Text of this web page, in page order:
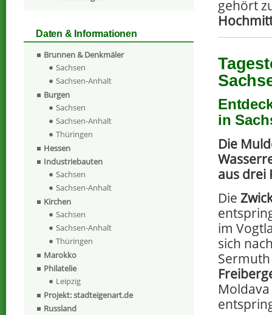
gehört
in
Die
aus drei
Die
im
sich
Daten & Informationen
Brunnen & Denkmäler
Sachsen
Sachsen-Anhalt
Burgen
Sachsen
Sachsen-Anhalt
Thüringen
Hessen
Industriebauten
Sachsen
Sachsen-Anhalt
Kirchen
Sachsen
Sachsen-Anhalt
Thüringen
Marokko
Philatelie
Leipzig
Projekt: stadteigenart.de
Russland